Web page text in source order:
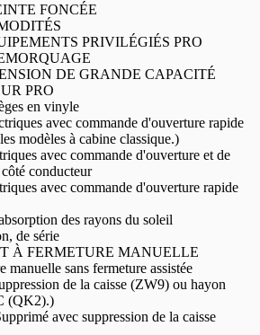
FONCÉE
PRIVILÉGIÉS PRO
DE GRANDE CAPACITÉ
PRO
en vinyle
avec commande d'ouverture rapide
modèles à cabine classique.)
avec commande d'ouverture et de
conducteur
avec commande d'ouverture rapide
des rayons du soleil
de série
À FERMETURE MANUELLE
manuelle sans fermeture assistée
de la caisse (ZW9) ou hayon
(QK2).)
avec suppression de la caisse